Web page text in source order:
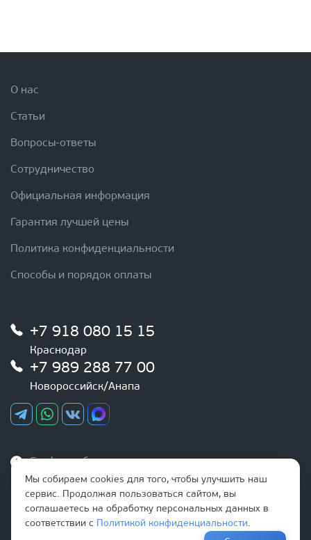
О нас
Статьи
Вопросы-ответы
Сотрудничество
Официальная информация
Гарантия лучшей цены
Политика конфиденциальности
Способы и порядок оплаты
+7 918 080 15 15
Краснодар
+7 989 288 77 00
Новороссийск/Анапа
График работы
Ежедневно
с 9:00 до 20:00
Наша почта
Мы собираем cookies для того, чтобы улучшить наш
сервис. Продолжая пользоваться сайтом, вы
соглашаетесь на обработку персональных данных в
соответствии с
Политикой конфиденциальности.